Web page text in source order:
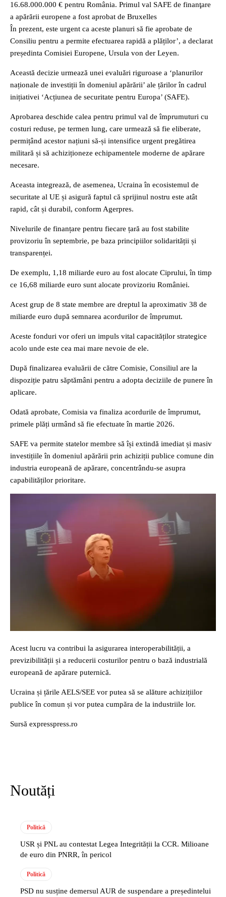
16.68.000.000 € pentru România. Primul val SAFE de finanţare
a apărării europene a fost aprobat de Bruxelles
În prezent, este urgent ca aceste planuri să fie aprobate de
Consiliu pentru a permite efectuarea rapidă a plăților’, a declarat
președinta Comisiei Europene, Ursula von der Leyen.
Această decizie urmează unei evaluări riguroase a ‘planurilor
naționale de investiții în domeniul apărării’ ale țărilor în cadrul
inițiativei ‘Acțiunea de securitate pentru Europa’ (SAFE).
Aprobarea deschide calea pentru primul val de împrumuturi cu
costuri reduse, pe termen lung, care urmează să fie eliberate,
permițând acestor națiuni să-și intensifice urgent pregătirea
militară și să achiziționeze echipamentele moderne de apărare
necesare.
Aceasta integrează, de asemenea, Ucraina în ecosistemul de
securitate al UE și asigură faptul că sprijinul nostru este atât
rapid, cât și durabil, conform Agerpres.
Nivelurile de finanțare pentru fiecare țară au fost stabilite
provizoriu în septembrie, pe baza principiilor solidarității și
transparenței.
De exemplu, 1,18 miliarde euro au fost alocate Ciprului, în timp
ce 16,68 miliarde euro sunt alocate provizoriu României.
Acest grup de 8 state membre are dreptul la aproximativ 38 de
miliarde euro după semnarea acordurilor de împrumut.
Aceste fonduri vor oferi un impuls vital capacităților strategice
acolo unde este cea mai mare nevoie de ele.
După finalizarea evaluării de către Comisie, Consiliul are la
dispoziție patru săptămâni pentru a adopta deciziile de punere în
aplicare.
Odată aprobate, Comisia va finaliza acordurile de împrumut,
primele plăți urmând să fie efectuate în martie 2026.
SAFE va permite statelor membre să își extindă imediat și masiv
investițiile în domeniul apărării prin achiziții publice comune din
industria europeană de apărare, concentrându-se asupra
capabilităților prioritare.
Acest lucru va contribui la asigurarea interoperabilității, a
previzibilității și a reducerii costurilor pentru o bază industrială
europeană de apărare puternică.
Ucraina și țările AELS/SEE vor putea să se alăture achizițiilor
publice în comun și vor putea cumpăra de la industriile lor.
Sursă expresspress.ro
Noutăți
Politică
USR și PNL au contestat Legea Integrității la CCR. Milioane
de euro din PNRR, în pericol
Politică
PSD nu susține demersul AUR de suspendare a președintelui